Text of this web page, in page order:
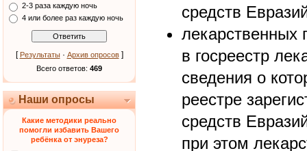
2-3 раза каждую ночь
4 или более раз каждую ночь
[ Результаты· Архив опросов]
Всего ответов: 469
Наши опросы
Какие методики реально
помогли избавить Вашего
ребёнка от энуреза?
средств
лекарственных
в госреестр
сведения о
реестре
средств
при этом